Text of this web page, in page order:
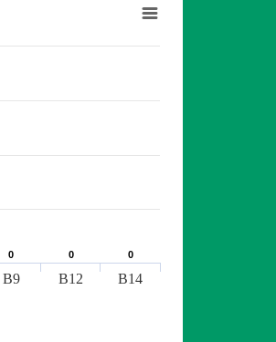
0
0 0
0 0
0
B9 B12 B14